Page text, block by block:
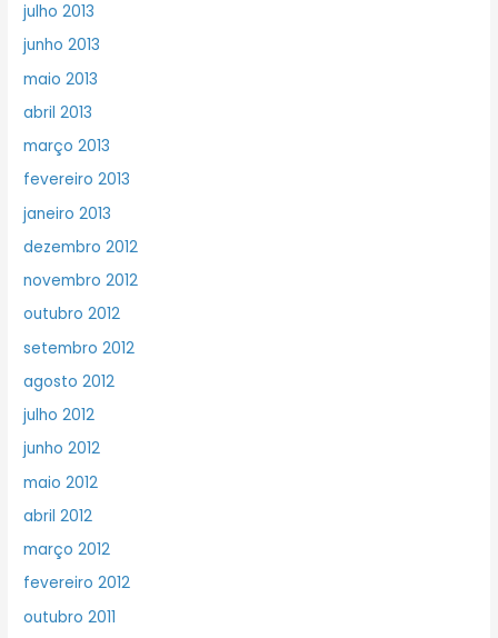
julho 2013
junho 2013
maio 2013
abril 2013
março 2013
fevereiro 2013
janeiro 2013
dezembro 2012
novembro 2012
outubro 2012
setembro 2012
agosto 2012
julho 2012
junho 2012
maio 2012
abril 2012
março 2012
fevereiro 2012
outubro 2011